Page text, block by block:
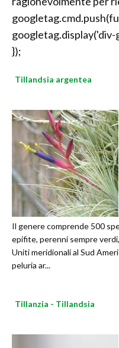
});
Tillandsia argentea
Il genere comprende 500
epifite, perenni sempre
Uniti meridionali al Sud
peluria ar...
Tillanzia - Tillandsia